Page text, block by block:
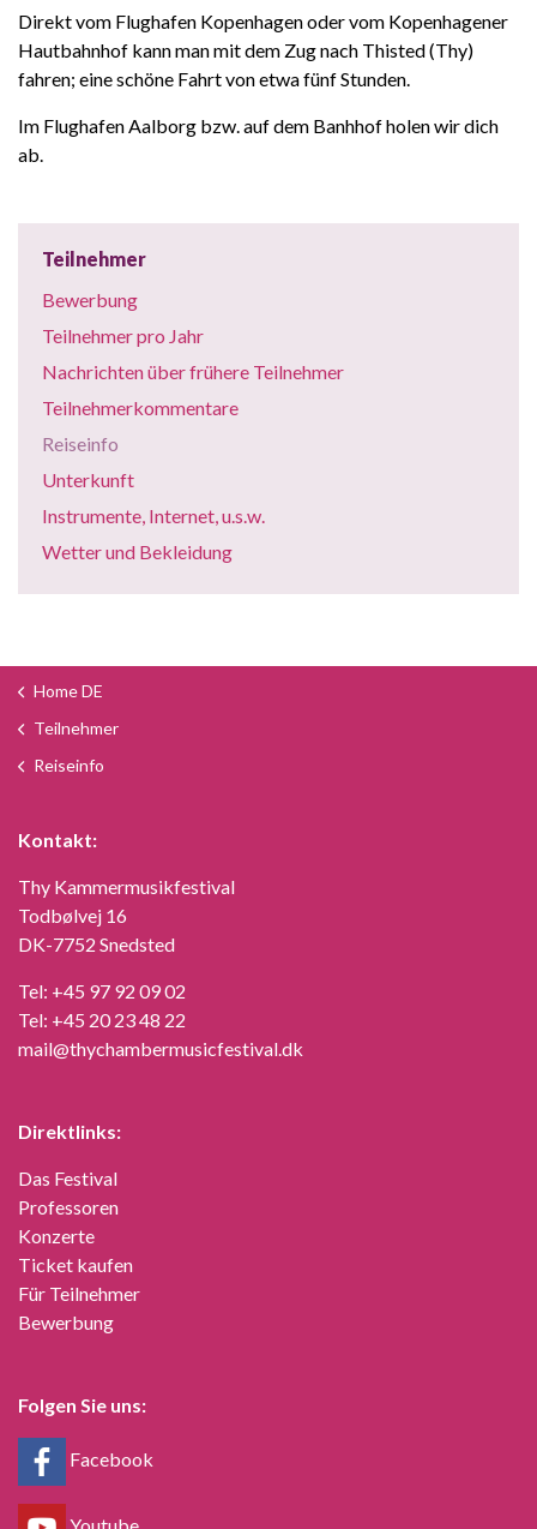
Direkt vom Flughafen Kopenhagen oder vom Kopenhagener
Hautbahnhof kann man mit dem Zug nach Thisted (Thy)
fahren; eine schöne Fahrt von etwa fünf Stunden.
Im Flughafen Aalborg bzw. auf dem Banhhof holen wir dich
ab.
Teilnehmer
Bewerbung
Teilnehmer pro Jahr
Nachrichten über frühere Teilnehmer
Teilnehmerkommentare
Reiseinfo
Unterkunft
Instrumente, Internet, u.s.w.
Wetter und Bekleidung
Home DE
Teilnehmer
Reiseinfo
Kontakt:
Thy Kammermusikfestival
Todbølvej 16
DK-7752 Snedsted
Tel: +45 97 92 09 02
Tel: +45 20 23 48 22
mail@thychambermusicfestival.dk
Direktlinks:
Das Festival
Professoren
Konzerte
Ticket kaufen
Für Teilnehmer
Bewerbung
Folgen Sie uns:
Facebook